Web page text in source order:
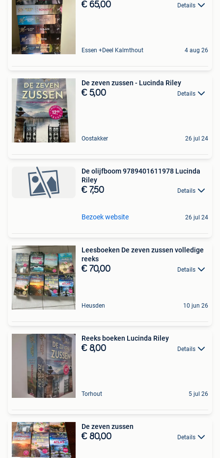
€ 65,00 Details
Essen +Deel Kalmthout 4 aug 26
De zeven zussen - Lucinda Riley
€ 5,00 Details
Oostakker 26 jul 24
De olijfboom 9789401611978 Lucinda
Riley
€ 7,50 Details
Bezoek website 26 jul 24
Leesboeken De zeven zussen volledige
reeks
€ 70,00 Details
Heusden 10 jun 26
Reeks boeken Lucinda Riley
€ 8,00 Details
Torhout 5 jul 26
De zeven zussen
€ 80,00 Details